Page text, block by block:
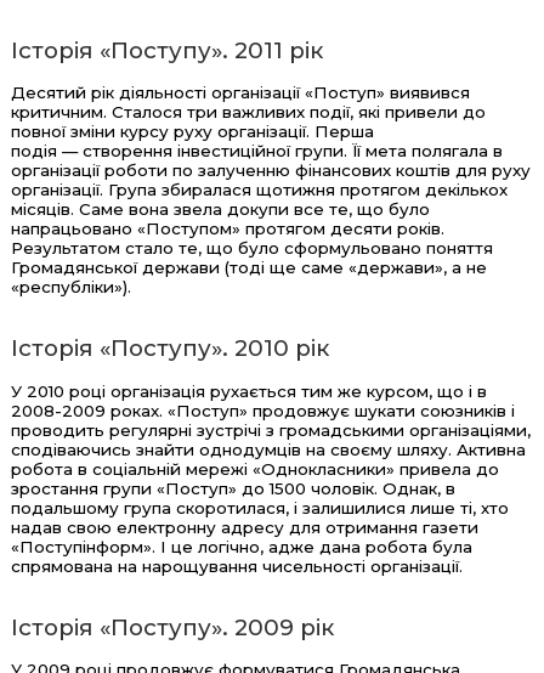
Історія «Поступу». 2011 рік
Десятий рік діяльності організації «Поступ» виявився
критичним. Сталося три важливих події, які привели до
повної зміни курсу руху організації. Перша
подія — створення інвестиційної групи. Її мета полягала в
організації роботи по залученню фінансових коштів для руху
організації. Група збиралася щотижня протягом декількох
місяців. Саме вона звела докупи все те, що було
напрацьовано «Поступом» протягом десяти років.
Результатом стало те, що було сформульовано поняття
Громадянської держави (тоді ще саме «держави», а не
«республіки»).
Історія «Поступу». 2010 рік
У 2010 році організація рухається тим же курсом, що і в
2008-2009 роках. «Поступ» продовжує шукати союзників і
проводить регулярні зустрічі з громадськими організаціями,
сподіваючись знайти однодумців на своєму шляху. Активна
робота в соціальній мережі «Однокласники» привела до
зростання групи «Поступ» до 1500 чоловік. Однак, в
подальшому група скоротилася, і залишилися лише ті, хто
надав свою електронну адресу для отримання газети
«Поступінформ». І це логічно, адже дана робота була
спрямована на нарощування чисельності організації.
Історія «Поступу». 2009 рік